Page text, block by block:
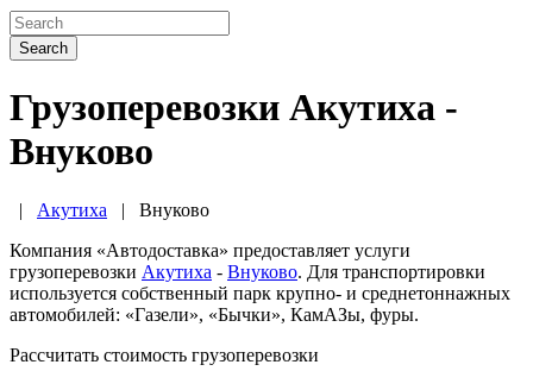
Search
Грузоперевозки Акутиха -
Внуково
| Акутиха | Внуково
Компания «Автодоставка» предоставляет услуги
грузоперевозки Акутиха - Внуково. Для транспортировки
используется собственный парк крупно- и среднетоннажных
автомобилей: «Газели», «Бычки», КамАЗы, фуры.
Рассчитать стоимость грузоперевозки